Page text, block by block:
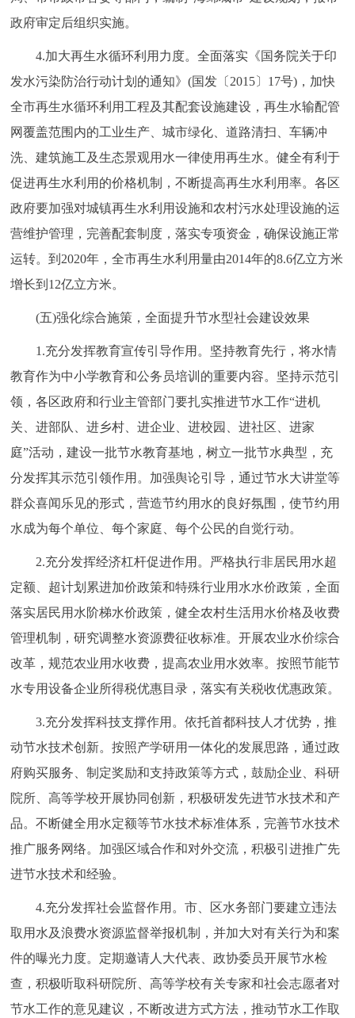
政府审定后组织实施。
4.加大再生水循环利用力度。全面落实《国务院关于印
发水污染防治行动计划的通知》(国发〔2015〕17号)，加快
全市再生水循环利用工程及其配套设施建设，再生水输配管
网覆盖范围内的工业生产、城市绿化、道路清扫、车辆冲
洗、建筑施工及生态景观用水一律使用再生水。健全有利于
促进再生水利用的价格机制，不断提高再生水利用率。各区
政府要加强对城镇再生水利用设施和农村污水处理设施的运
营维护管理，完善配套制度，落实专项资金，确保设施正常
运转。到2020年，全市再生水利用量由2014年的8.6亿立方米
增长到12亿立方米。
(五)强化综合施策，全面提升节水型社会建设效果
1.充分发挥教育宣传引导作用。坚持教育先行，将水情
教育作为中小学教育和公务员培训的重要内容。坚持示范引
领，各区政府和行业主管部门要扎实推进节水工作“进机
关、进部队、进乡村、进企业、进校园、进社区、进家
庭”活动，建设一批节水教育基地，树立一批节水典型，充
分发挥其示范引领作用。加强舆论引导，通过节水大讲堂等
群众喜闻乐见的形式，营造节约用水的良好氛围，使节约用
水成为每个单位、每个家庭、每个公民的自觉行动。
2.充分发挥经济杠杆促进作用。严格执行非居民用水超
定额、超计划累进加价政策和特殊行业用水水价政策，全面
落实居民用水阶梯水价政策，健全农村生活用水价格及收费
管理机制，研究调整水资源费征收标准。开展农业水价综合
改革，规范农业用水收费，提高农业用水效率。按照节能节
水专用设备企业所得税优惠目录，落实有关税收优惠政策。
3.充分发挥科技支撑作用。依托首都科技人才优势，推
动节水技术创新。按照产学研用一体化的发展思路，通过政
府购买服务、制定奖励和支持政策等方式，鼓励企业、科研
院所、高等学校开展协同创新，积极研发先进节水技术和产
品。不断健全用水定额等节水技术标准体系，完善节水技术
推广服务网络。加强区域合作和对外交流，积极引进推广先
进节水技术和经验。
4.充分发挥社会监督作用。市、区水务部门要建立违法
取用水及浪费水资源监督举报机制，并加大对有关行为和案
件的曝光力度。定期邀请人大代表、政协委员开展节水检
查，积极听取科研院所、高等学校有关专家和社会志愿者对
节水工作的意见建议，不断改进方式方法，推动节水工作取